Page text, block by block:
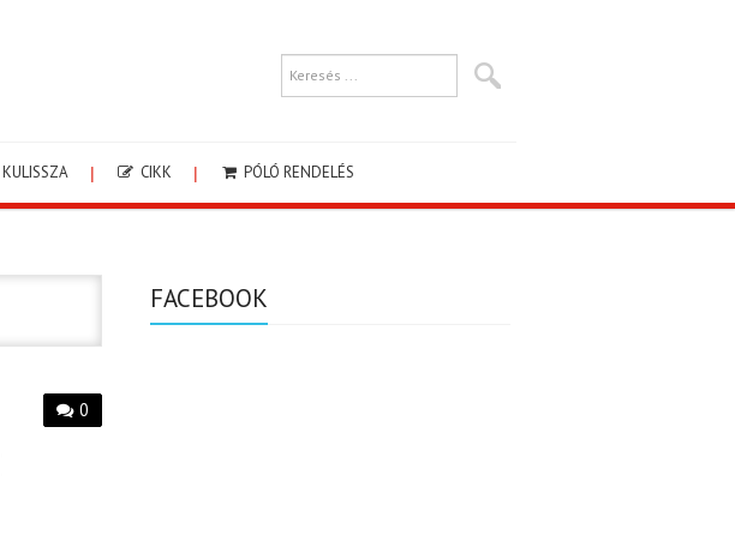
KULISSZA CIKK PÓLÓ RENDELÉS
0
FACEBOOK